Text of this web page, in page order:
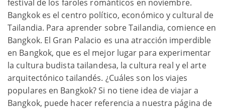
festival de los faroles románticos en noviembre.
Bangkok es el centro político, económico y cultural de
Tailandia. Para aprender sobre Tailandia, comience en
Bangkok. El Gran Palacio es una atracción imperdible
en Bangkok, que es el mejor lugar para experimentar
la cultura budista tailandesa, la cultura real y el arte
arquitectónico tailandés. ¿Cuáles son los viajes
populares en Bangkok? Si no tiene idea de viajar a
Bangkok, puede hacer referencia a nuestra página de